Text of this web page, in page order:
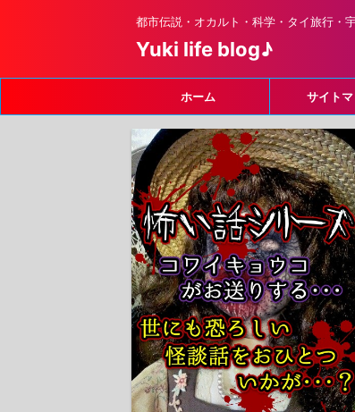
都市伝説・オカルト・科学・タイ旅行・
Yuki life blog♪
ホーム サイト